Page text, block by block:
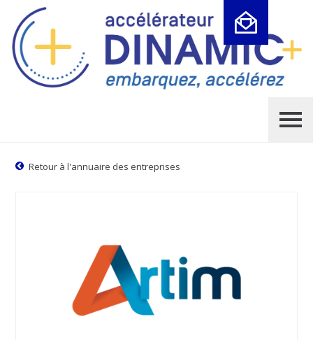
Retour à l'annuaire des entreprises
Cookies management panel